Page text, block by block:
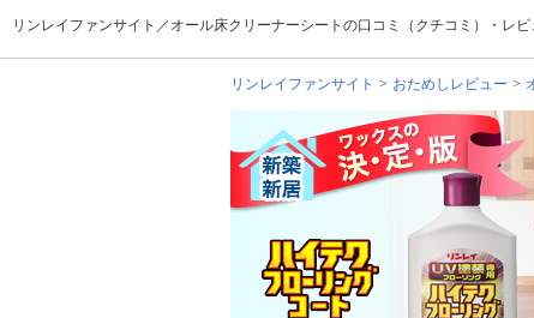
リンレイファンサイト／オール床クリーナーシートの口コミ（クチコミ）・レビ
リンレイファンサイト おためしレビュー